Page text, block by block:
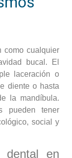
como cualquier
bucal.
El
laceración o
diente o hasta
la mandíbula.
pueden tener
social y
dental en